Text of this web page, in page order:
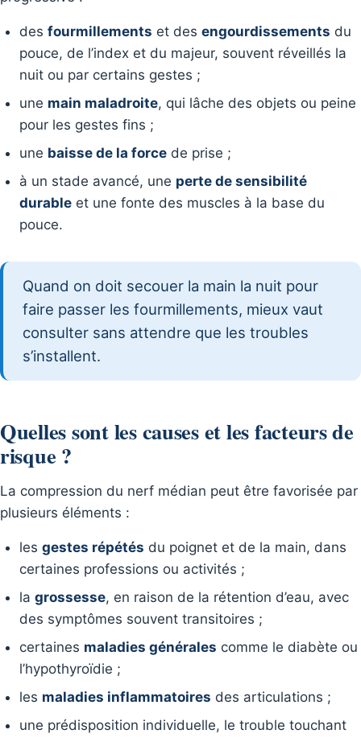
des fourmillements et des engourdissements du
pouce, de l’index et du majeur, souvent réveillés la
nuit ou par certains gestes ;
une main maladroite, qui lâche des objets ou peine
pour les gestes fins ;
une baisse de la forcede prise ;
à un stade avancé, une perte de sensibilité
durableet une fonte des muscles à la base du
pouce.
Quand on doit secouer la main la nuit pour
faire passer les fourmillements, mieux vaut
consulter sans attendre que les troubles
s’installent.
Quelles sont les causes et les facteurs de
risque ?
La compression du nerf médian peut être favorisée par
plusieurs éléments :
les gestes répétés du poignet et de la main, dans
certaines professions ou activités ;
la grossesse, en raison de la rétention d’eau, avec
des symptômes souvent transitoires ;
certaines maladies générales comme le diabète ou
l’hypothyroïdie ;
les maladies inflammatoires des articulations ;
une prédisposition individuelle, le trouble touchant